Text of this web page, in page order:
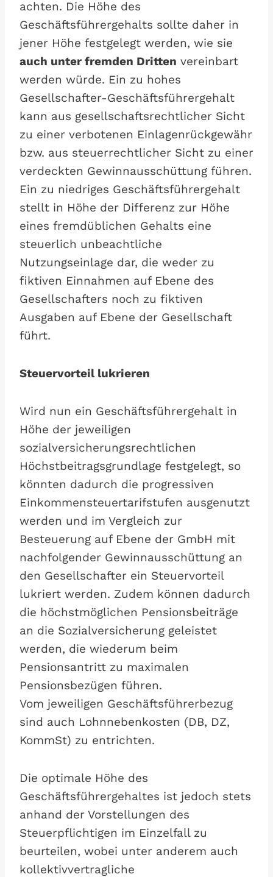
achten. Die Höhe des
Geschäftsführergehalts sollte daher in
jener Höhe festgelegt werden, wie sie
auch unter fremden Dritten vereinbart
werden würde. Ein zu hohes
Gesellschafter-Geschäftsführergehalt
kann aus gesellschaftsrechtlicher Sicht
zu einer verbotenen Einlagenrückgewähr
bzw. aus steuerrechtlicher Sicht zu einer
verdeckten Gewinnausschüttung führen.
Ein zu niedriges Geschäftsführergehalt
stellt in Höhe der Differenz zur Höhe
eines fremdüblichen Gehalts eine
steuerlich unbeachtliche
Nutzungseinlage dar, die weder zu
fiktiven Einnahmen auf Ebene des
Gesellschafters noch zu fiktiven
Ausgaben auf Ebene der Gesellschaft
führt.
Steuervorteil lukrieren
Wird nun ein Geschäftsführergehalt in
Höhe der jeweiligen
sozialversicherungsrechtlichen
Höchstbeitragsgrundlage festgelegt, so
könnten dadurch die progressiven
Einkommensteuertarifstufen ausgenutzt
werden und im Vergleich zur
Besteuerung auf Ebene der GmbH mit
nachfolgender Gewinnausschüttung an
den Gesellschafter ein Steuervorteil
lukriert werden. Zudem können dadurch
die höchstmöglichen Pensionsbeiträge
an die Sozialversicherung geleistet
werden, die wiederum beim
Pensionsantritt zu maximalen
Pensionsbezügen führen.
Vom jeweiligen Geschäftsführerbezug
sind auch Lohnnebenkosten (DB, DZ,
KommSt) zu entrichten.
Die optimale Höhe des
Geschäftsführergehaltes ist jedoch stets
anhand der Vorstellungen des
Steuerpflichtigen im Einzelfall zu
beurteilen, wobei unter anderem auch
kollektivvertragliche